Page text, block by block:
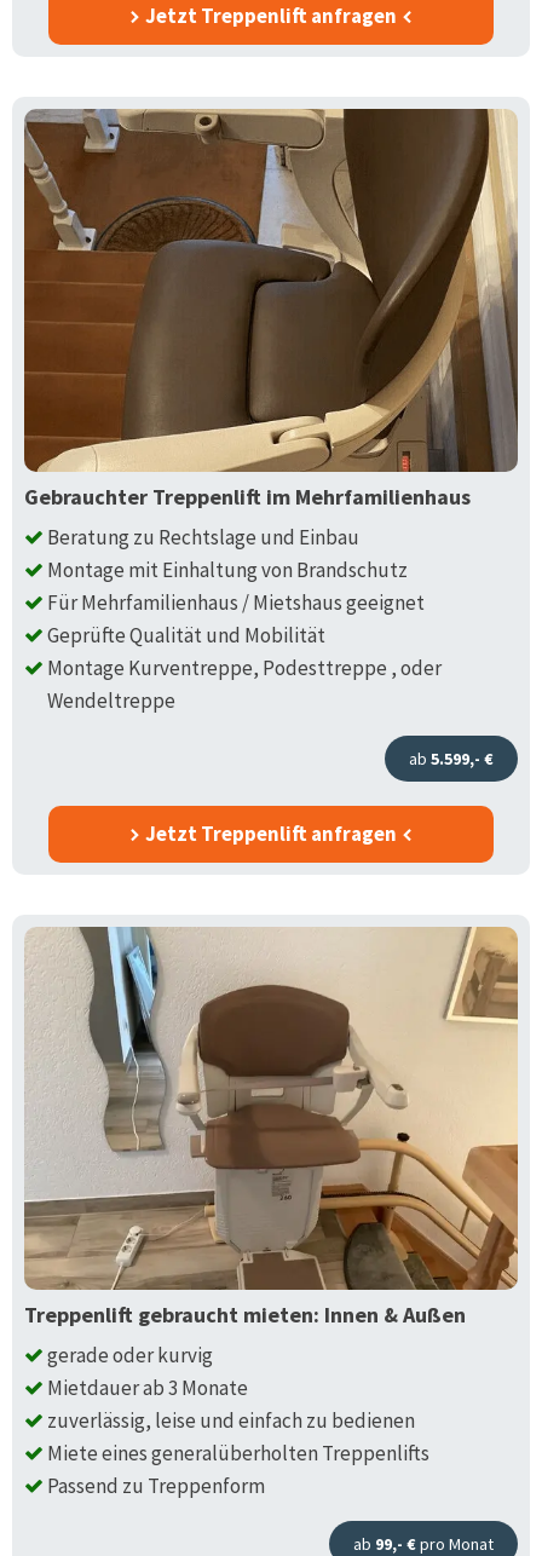
Jetzt Treppenlift anfragen
Gebrauchter Treppenlift im Mehrfamilienhaus
Beratung zu Rechtslage und Einbau
Montage mit Einhaltung von Brandschutz
Für Mehrfamilienhaus / Mietshaus geeignet
Geprüfte Qualität und Mobilität
Montage Kurventreppe, Podesttreppe , oder
Wendeltreppe
ab 5.599,- €
Jetzt Treppenlift anfragen
Treppenlift gebraucht mieten: Innen & Außen
gerade oder kurvig
Mietdauer ab 3 Monate
zuverlässig, leise und einfach zu bedienen
Miete eines generalüberholten Treppenlifts
Passend zu Treppenform
ab 99,- €pro Monat